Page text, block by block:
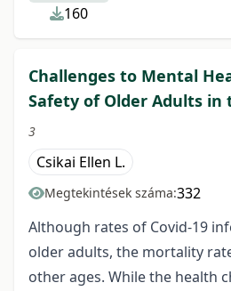
160
Challenges to Mental
Safety of Older Adults in
3
Csikai Ellen L.
Megtekintések száma:332
Although rates of Covid-19
older adults, the mortality
other ages. While the health